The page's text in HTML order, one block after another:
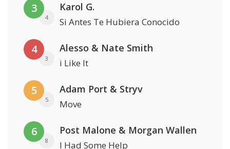
3
4
Karol G.
Si Antes Te Hubiera Conocido
4
3
Alesso & Nate Smith
i Like It
5
5
Adam Port & Stryv
Move
6
8
Post Malone & Morgan Wallen
I Had Some Help